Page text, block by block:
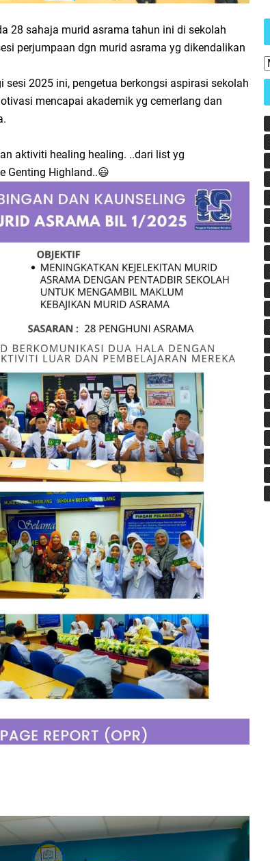
28 sahaja murid asrama tahun ini di sekolah
perjumpaan dgn murid asrama yg dikendalikan
2025 ini, pengetua berkongsi aspirasi sekolah
mencapai akademik yg cemerlang dan
aktiviti healing healing. ..dari list yg
Genting Highland..😃